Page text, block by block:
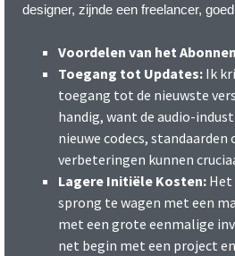
designer, zijnde een freelancer,
Voordelen van het
Toegang tot Updates: Ik
toegang tot de nieuwste
handig, want de audio-
nieuwe codecs,
verbeteringen kunnen
Lagere Initiële Kosten: Het
sprong te wagen met een
met een grote eenmalige
net begin met een project